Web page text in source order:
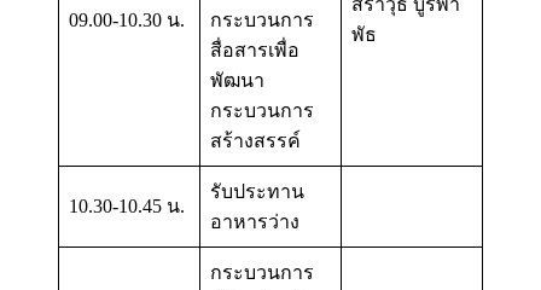
09.00-10.30 น.
กระบวนการ
สื่อสารเพื่อ
พัฒนา
กระบวนการ
สร้างสรรค์
พัธ
10.30-10.45 น.
รับประทาน
อาหารว่าง
กระบวนการ